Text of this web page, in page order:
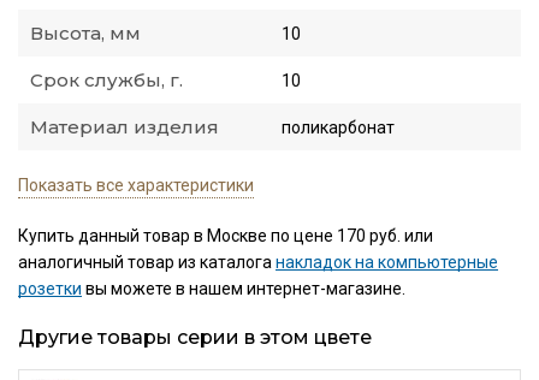
Высота, мм 10
Срок службы, г. 10
Материал изделия поликарбонат
Показать все характеристики
Купить данный товар в Москве по цене 170 руб. или
аналогичный товар из каталоганакладок на компьютерные
розетки вы можете в нашем интернет-магазине.
Другие товары серии в этом цвете